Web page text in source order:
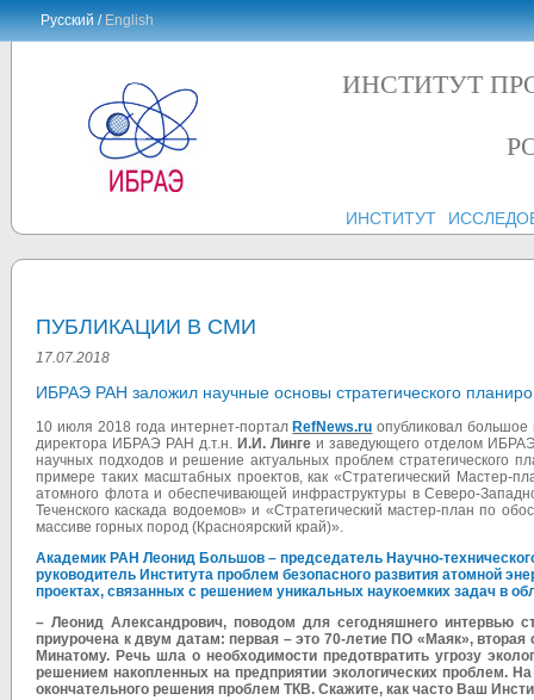
Русский /English
ИНСТИТУТ
ИНСТИТУТ
ПУБЛИКАЦИИ В СМИ
17.07.2018
ИБРАЭ РАН заложил научные основы стратегического
10 июля 2018 года интернет-портал RefNews.ru опубликовал
директора ИБРАЭ РАН д.т.н. И.И. Линге и заведующего отделом
научных подходов и решение актуальных проблем стратегического
примере таких масштабных проектов, как «Стратегический Мастер-
атомного флота и обеспечивающей инфраструктуры в Северо-
Теченского каскада водоемов» и «Стратегический мастер-план по
массиве горных пород (Красноярский край)».
Академик РАН Леонид Большов – председатель Научно-
руководитель Института проблем безопасного развития атомной
проектах, связанных с решением уникальных наукоемких задач в
– Леонид Александрович, поводом для сегодняшнего интервью
приурочена к двум датам: первая – это 70-летие ПО «Маяк»,
Минатому. Речь шла о необходимости предотвратить угрозу
решением накопленных на предприятии экологических проблем.
окончательного решения проблем ТКВ. Скажите, как часто Ваш